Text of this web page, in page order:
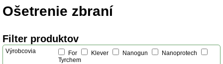
Ošetrenie zbraní
Filter produktov
Výrobcovia For Klever Nanogun
Nanoprotech
Tyrchem